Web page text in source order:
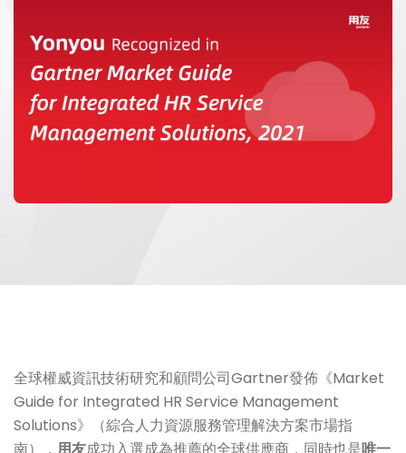
全球權威資訊技術研究和顧問公司Gartner發佈《Market
Guide for Integrated HR Service Management
Solutions》（綜合人力資源服務管理解決方案市場指